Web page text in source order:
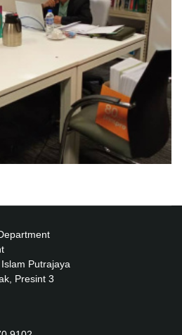
Putrajaya
Presint 3